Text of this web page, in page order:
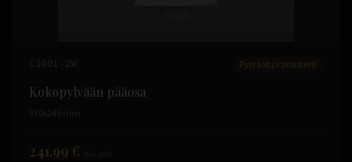
C1001-2W Pylväät ja pilasterit
Kokopylvään pääosa
330x245 mm
241.99 €